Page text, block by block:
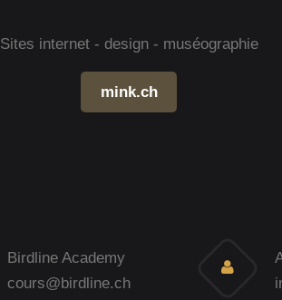
Sites internet - design - muséographie
mink.ch
Birdline Academy
cours@birdline.ch